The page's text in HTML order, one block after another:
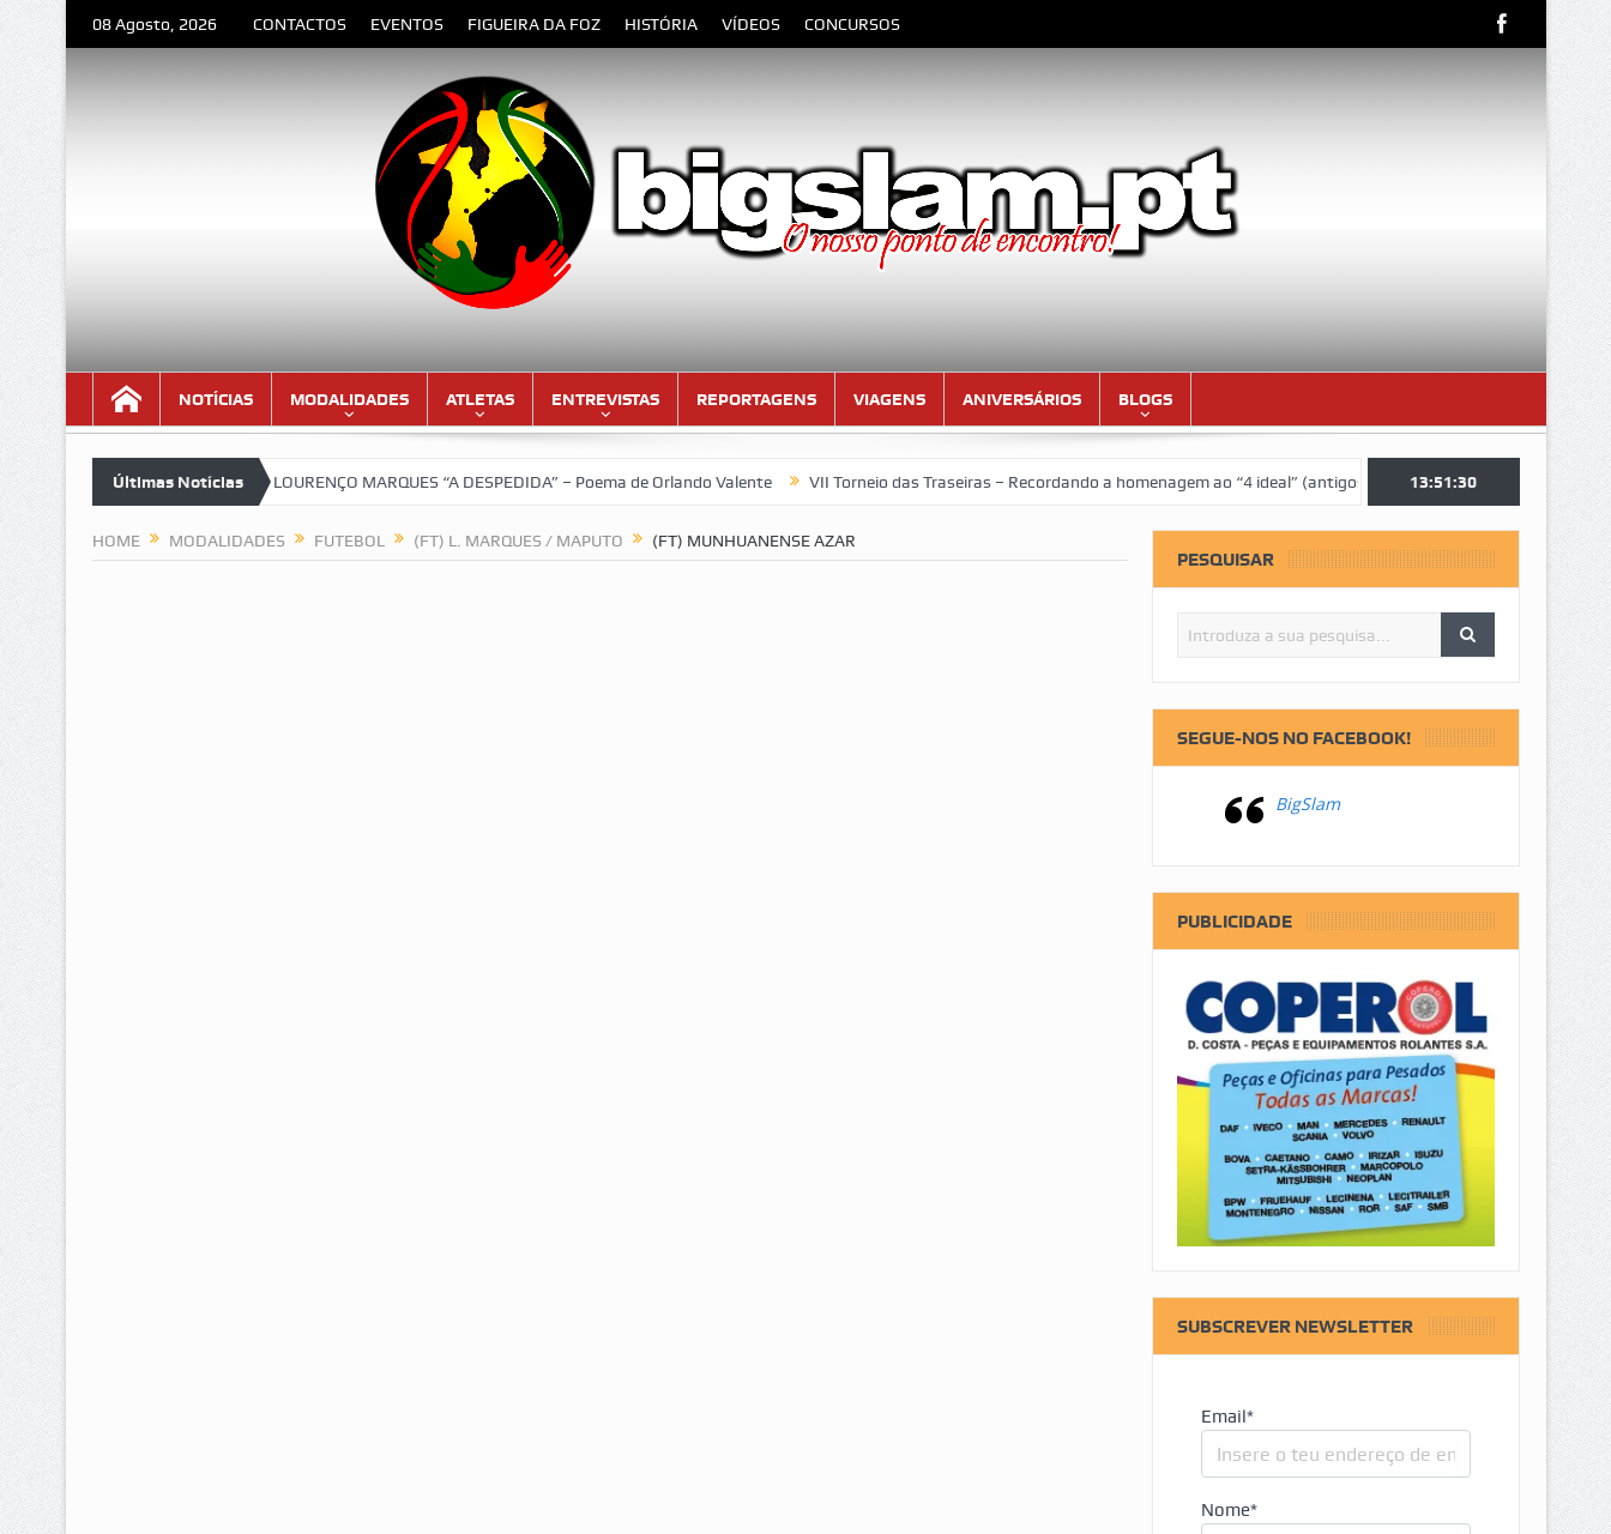
08 Agosto, 2026 CONTACTOS EVENTOS FIGUEIRA DA FOZ HISTÓRIA VÍDEOS CONCURSOS
NOTÍCIAS MODALIDADES ATLETAS ENTREVISTAS REPORTAGENS VIAGENS ANIVERSÁRIOS BLOGS
Últimas Notícias
versão lindíssima!!! LOURENÇO MARQUES “A DESPEDIDA” – Poema de Orlando Valente VII Torneio das Traseiras – Recordando a homenagem ao “4 ideal” (antigos atletas “moçambicanos” do GCF da
13:51:30
HOME MODALIDADES FUTEBOL (FT) L. MARQUES / MAPUTO (FT) MUNHUANENSE AZAR
PESQUISAR
SEGUE-NOS NO FACEBOOK!
BigSlam
PUBLICIDADE
SUBSCREVER NEWSLETTER
Email*
Nome*